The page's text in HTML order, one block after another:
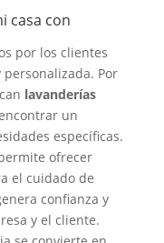
casa con
por los clientes
Por
lavanderías
un
específicas.
ofrecer
el cuidado de
confianza y
y el cliente.